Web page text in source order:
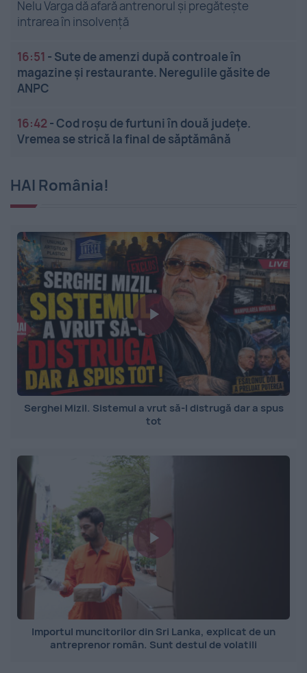
Nelu Varga dă afară antrenorul și pregătește
intrarea în insolvență
16:51 - Sute de amenzi după controale în
magazine și restaurante. Neregulile găsite de
ANPC
16:42 -Cod roșu de furtuni în două județe.
Vremea se strică la final de săptămână
HAI România!
Serghei Mizil. Sistemul a vrut să-l distrugă dar a spus
tot
Importul muncitorilor din Sri Lanka, explicat de un
antreprenor român. Sunt destul de volatili